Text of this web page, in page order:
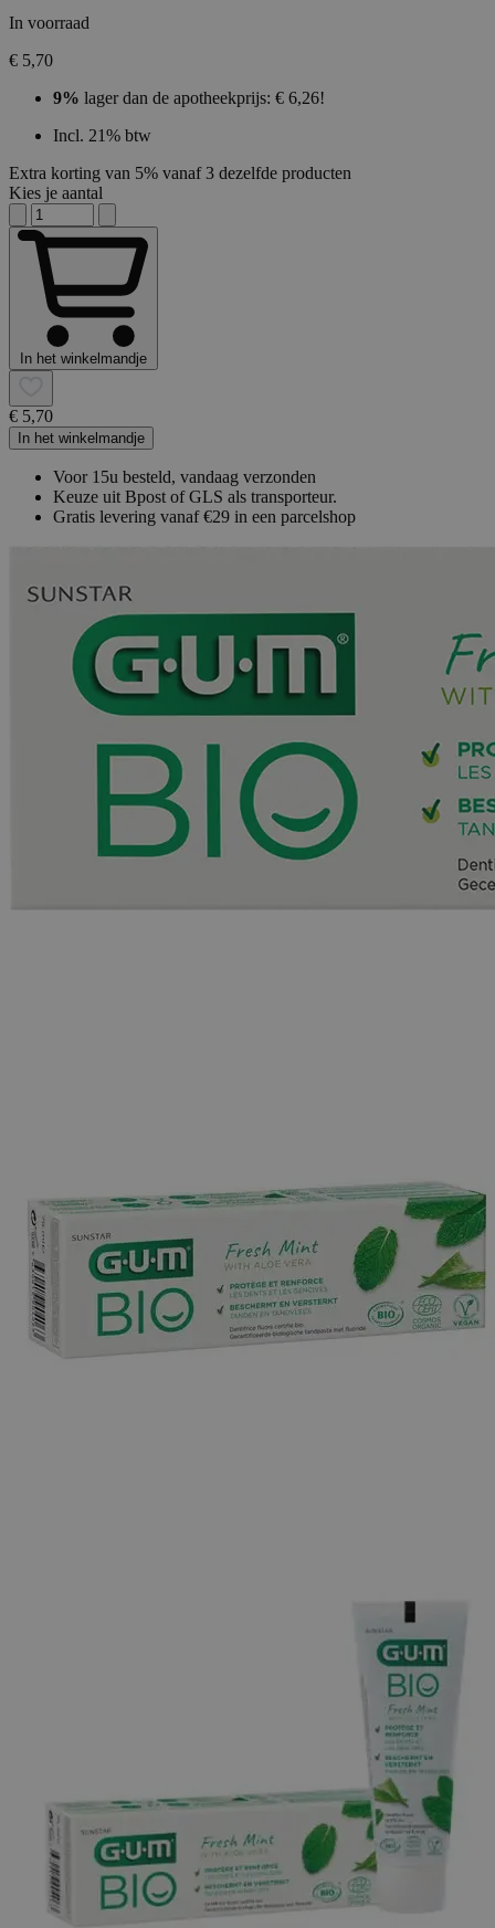
In voorraad
€ 5,70
9% lager dan de apotheekprijs: € 6,26!
Incl. 21% btw
Extra korting van 5% vanaf 3 dezelfde producten
Kies je aantal
In het winkelmandje
€ 5,70
In het winkelmandje
Voor 15u besteld, vandaag verzonden
Keuze uit Bpost of GLS als transporteur.
Gratis levering vanaf €29 in een parcelshop